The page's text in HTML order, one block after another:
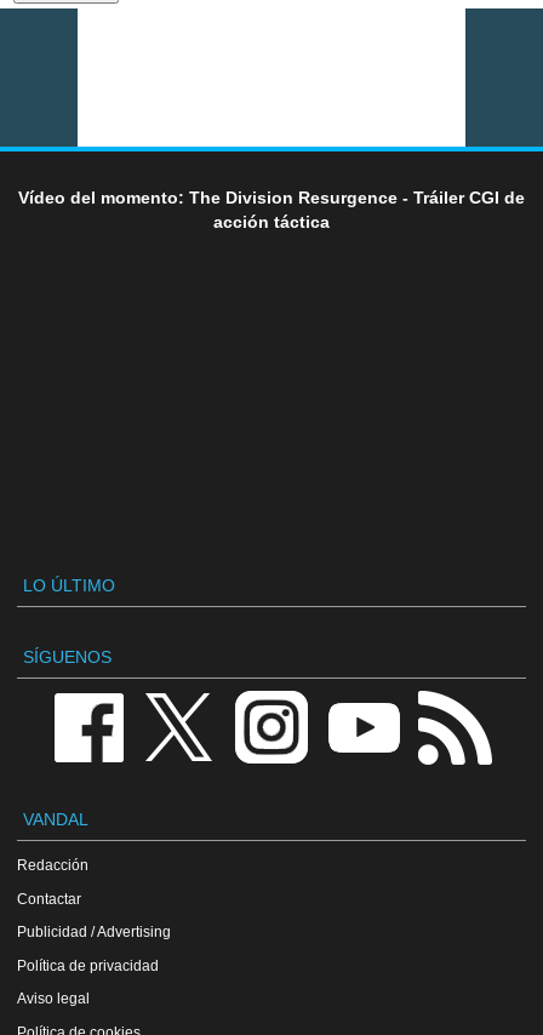
Vídeo del momento: The Division Resurgence - Tráiler CGI de
acción táctica
LO ÚLTIMO
SÍGUENOS
VANDAL
Redacción
Contactar
Publicidad / Advertising
Política de privacidad
Aviso legal
Política de cookies